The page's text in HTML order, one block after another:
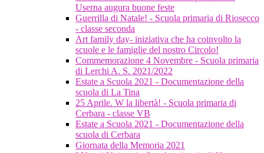
Userna augura buone feste
Guerrilla di Natale! - Scuola primaria di Riosecco
- classe seconda
Art family day- iniziativa che ha coinvolto la
scuole e le famiglie del nostro Circolo!
Commemorazione 4 Novembre - Scuola primaria
di Lerchi A. S. 2021/2022
Estate a Scuola 2021 - Documentazione della
scuola di La Tina
25 Aprile. W la libertà! - Scuola primaria di
Cerbara - classe VB
Estate a Scuola 2021 - Documentazione della
scuola di Cerbara
Giornata della Memoria 2021